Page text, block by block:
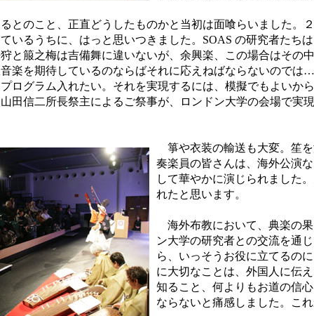
とのこと、正直どうしたものかと当初は面喰らいました。
いるうちに、はっと思いつきました。SOAS の研究者たち
と箙之梅は吉備舞に違いないが、余興楽、この場合はその
楽を期待しているのならばそれに応えねばならないのでは
ログラム入れたい。それを実現するには、模擬でもよいか
田信二所長祭主によるご祭事が、ロンドン大学の会場で実
箏や衣装の輸送も大変。笙
奏楽員の皆さんは、海外公演
して華やかに演じられました
れたと思います。
海外布教において、典楽の
ン大学の研究者との交流を通
ら、いっそうお役に立てるの
に大切なことは、外国人に伝
知ること、何よりもお道の信
ならないと痛感しました。こ